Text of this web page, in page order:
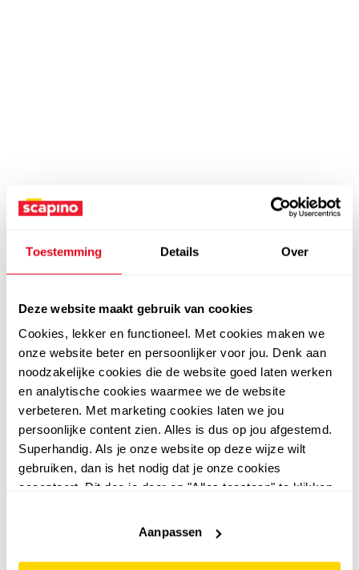
Toestemming Details Over
Deze website maakt gebruik van cookies
Cookies, lekker en functioneel. Met cookies maken we
onze website beter en persoonlijker voor jou. Denk aan
noodzakelijke cookies die de website goed laten werken
en analytische cookies waarmee we de website
verbeteren. Met marketing cookies laten we jou
persoonlijke content zien. Alles is dus op jou afgestemd.
Superhandig. Als je onze website op deze wijze wilt
gebruiken, dan is het nodig dat je onze cookies
accepteert. Dit doe je door op "Alles toestaan" te klikken.
website niet optimaal functioneert.
Aanpassen